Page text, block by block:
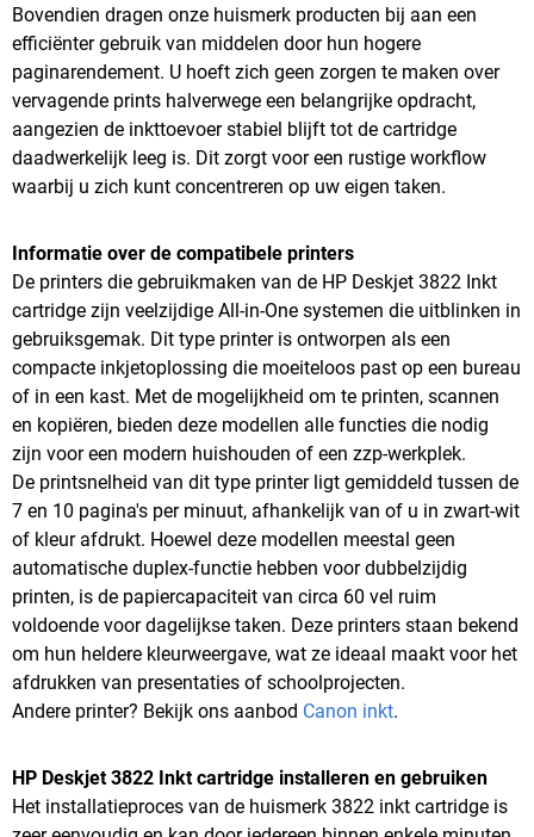
Bovendien dragen onze huismerk producten bij aan een
efficiënter gebruik van middelen door hun hogere
paginarendement. U hoeft zich geen zorgen te maken over
vervagende prints halverwege een belangrijke opdracht,
aangezien de inkttoevoer stabiel blijft tot de cartridge
daadwerkelijk leeg is. Dit zorgt voor een rustige workflow
waarbij u zich kunt concentreren op uw eigen taken.
Informatie over de compatibele printers
De printers die gebruikmaken van de HP Deskjet 3822 Inkt
cartridge zijn veelzijdige All-in-One systemen die uitblinken in
gebruiksgemak. Dit type printer is ontworpen als een
compacte inkjetoplossing die moeiteloos past op een bureau
of in een kast. Met de mogelijkheid om te printen, scannen
en kopiëren, bieden deze modellen alle functies die nodig
zijn voor een modern huishouden of een zzp-werkplek.
De printsnelheid van dit type printer ligt gemiddeld tussen de
7 en 10 pagina's per minuut, afhankelijk van of u in zwart-wit
of kleur afdrukt. Hoewel deze modellen meestal geen
automatische duplex-functie hebben voor dubbelzijdig
printen, is de papiercapaciteit van circa 60 vel ruim
voldoende voor dagelijkse taken. Deze printers staan bekend
om hun heldere kleurweergave, wat ze ideaal maakt voor het
afdrukken van presentaties of schoolprojecten.
Andere printer? Bekijk ons aanbod Canon inkt.
HP Deskjet 3822 Inkt cartridge installeren en gebruiken
Het installatieproces van de huismerk 3822 inkt cartridge is